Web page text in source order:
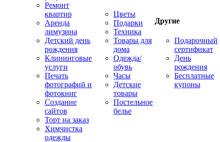
Ремонт
квартир
Аренда
лимузина
Детский день
рождения
Клининговые
услуги
Печать
фотографий и
фотокниг
Создание
сайтов
Торт на заказ
Химчистка
одежды
Цветы
Подарки
Техника
Товары для
дома
Одежда/
обувь
Часы
Детские
товары
Постельное
белье
Другие
Подарочный
сертификат
День
рождения
Бесплатные
купоны